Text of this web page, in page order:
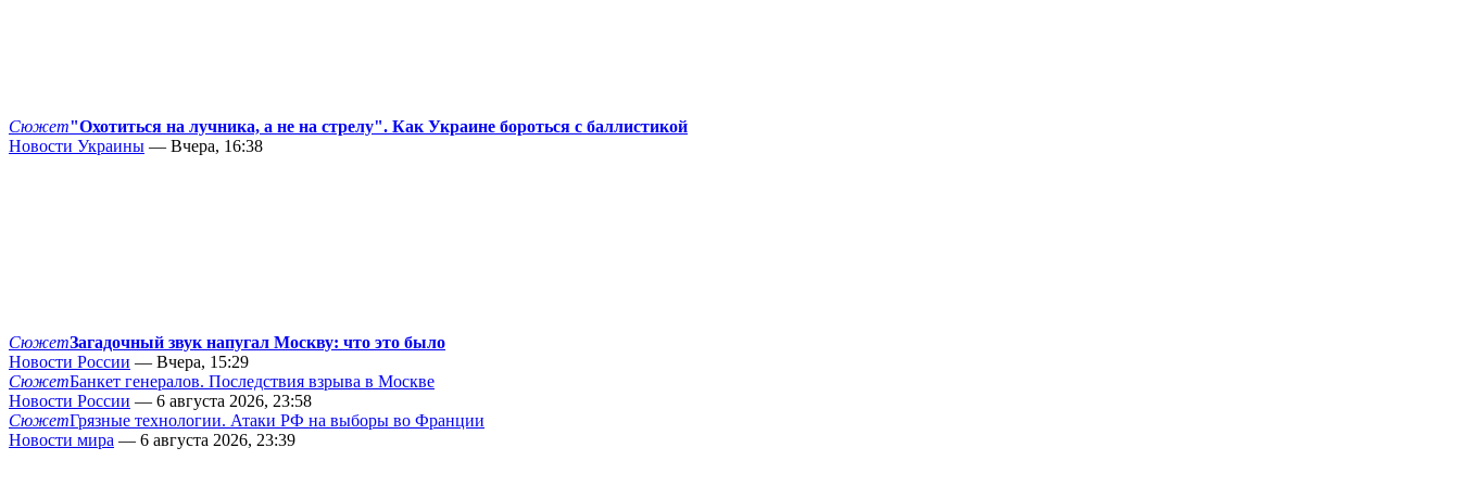
Сюжет"Охотиться на лучника, а не на стрелу". Как Украине бороться с баллистикой
Новости Украины — Вчера, 16:38
СюжетЗагадочный звук напугал Москву: что это было
Новости России — Вчера, 15:29
СюжетБанкет генералов. Последствия взрыва в Москве
Новости России — 6 августа 2026, 23:58
СюжетГрязные технологии. Атаки РФ на выборы во Франции
Новости мира — 6 августа 2026, 23:39